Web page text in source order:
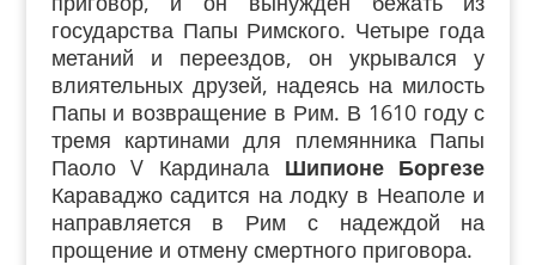
государства Папы Римского. Четыре года
метаний и переездов, он укрывался у
влиятельных друзей, надеясь на милость
Папы и возвращение в Рим. В 1610 году с
тремя картинами для племянника Папы
Паоло V Кардинала Шипионе Боргезе
Караваджо садится на лодку в Неаполе и
направляется в Рим с надеждой на
прощение и отмену смертного приговора.